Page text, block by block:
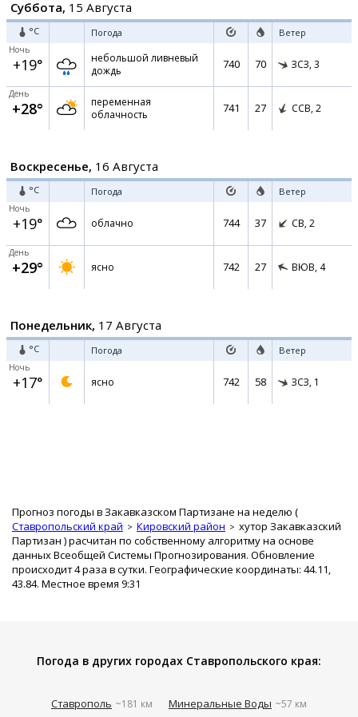
Суббота, 15 Августа
°C Погода Ветер
Ночь
+19°
небольшой ливневый
дождь
740 70 ЗСЗ, 3
День
+28°
переменная
облачность
741 27 ССВ, 2
Воскресенье, 16 Августа
°C Погода Ветер
Ночь
+19° облачно 744 37 СВ, 2
День
+29° ясно 742 27 ВЮВ, 4
Понедельник, 17 Августа
°C Погода Ветер
Ночь
+17° ясно 742 58 ЗСЗ, 1
Прогноз погоды в Закавказском Партизане на неделю (
Ставропольский край
Кировский район
хутор Закавказский
Партизан ) расчитан по собственному алгоритму на основе
данных Всеобщей Системы Прогнозирования. Обновление
происходит 4 раза в сутки. Географические координаты: 44.11,
43.84. Местное время 9:31
Погода в других городах Ставропольского края:
Ставрополь ~181 км Минеральные Воды ~57 км